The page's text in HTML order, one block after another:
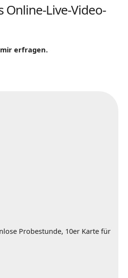
Online-Live-Video-
erfragen.
Probestunde, 10er Karte für